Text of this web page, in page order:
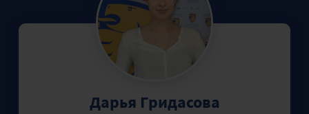
Дарья Гридасова